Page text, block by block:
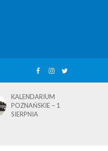
KALENDARIUM
POZNAŃSKIE – 1
SIERPNIA